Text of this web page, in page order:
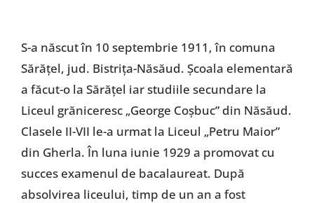
S-a născut în 10 septembrie 1911, în comuna
Sărăţel, jud. Bistriţa-Năsăud. Şcoala elementară
a făcut-o la Sărăţel iar studiile secundare la
Liceul grăniceresc „George Coşbuc” din Năsăud.
Clasele II-VII le-a urmat la Liceul „Petru Maior”
din Gherla. În luna iunie 1929 a promovat cu
succes examenul de bacalaureat. După
absolvirea liceului, timp de un an a fost